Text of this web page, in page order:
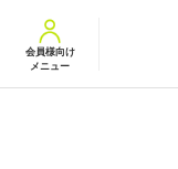
会員様向け
メニュー